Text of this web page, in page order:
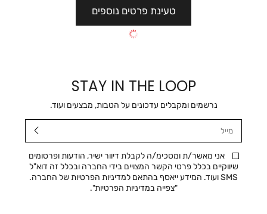
טעינת פרטים נוספים
STAY IN THE LOOP
נרשמים ומקבלים עדכונים על הטבות, מבצעים ועוד.
אני מאשר/ת ומסכימ/ה לקבלת דיוור ישיר, הודעות ופרסומים
שיווקיים בכלל פרטי הקשר המצויים בידי החברה ובכלל זה דוא"ל
SMS ועוד. המידע ייאסף בהתאם למדיניות הפרטיות של החברה.
"צפייה במדיניות הפרטיות".